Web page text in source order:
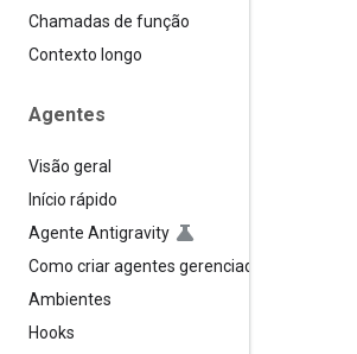
Chamadas de função
Contexto longo
Agentes
Visão geral
Início rápido
Agente Antigravity
Como criar agentes gerenciados
Ambientes
Hooks